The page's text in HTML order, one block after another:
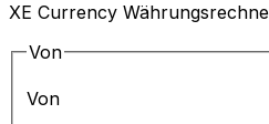
XE Currency
Von
Von